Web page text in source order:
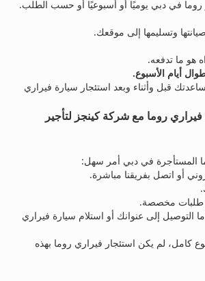
في دبي يوميًا أو أسبوعيًا أو حسب الطلب.
وتسليمها إلى موقعك.
هو ما تدفعه.
أيام الأسبوع.
قبل وأثناء وبعد استئجار سيارة فيراري
فيراري روما مع شركة كينجز لتأجير
المستأجرة في دبي أمر سهل:
أو اتصل بفريقنا مباشرة.
طلبات مخصصة.
التوصيل إلى عنوانك أو استلام سيارة فيراري
كامل، لم يكن استئجار فيراري روما بهذه